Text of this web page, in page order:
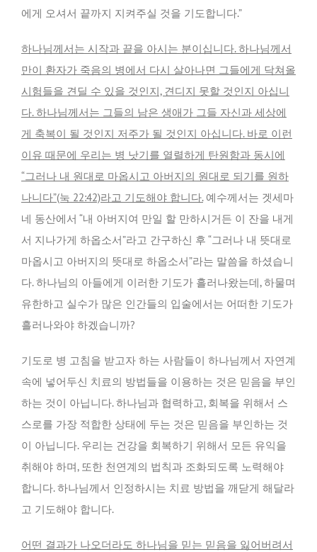
에게 오셔서 끝까지 지켜주실 것을 기도합니다.”
하나님께서는 시작과 끝을 아시는 분이십니다. 하나님께서
만이 환자가 죽음의 병에서 다시 살아나면 그들에게 닥쳐올
시험들을 견딜 수 있을 것인지, 견디지 못할 것인지 아십니
다. 하나님께서는 그들의 남은 생애가 그들 자신과 세상에
게 축복이 될 것인지 저주가 될 것인지 아십니다. 바로 이런
이유 때문에 우리는 병 낫기를 열렬하게 탄원함과 동시에
“그러나 내 원대로 마옵시고 아버지의 원대로 되기를 원하
나니다”(눅 22:42)라고 기도해야 합니다.예수께서는 겟세마
네 동산에서 “내 아버지여 만일 할 만하시거든 이 잔을 내게
서 지나가게 하옵소서”라고 간구하신 후 “그러나 내 뜻대로
마옵시고 아버지의 뜻대로 하옵소서”라는 말씀을 하셨습니
다. 하나님의 아들에게 이러한 기도가 흘러나왔는데, 하물며
유한하고 실수가 많은 인간들의 입술에서는 어떠한 기도가
흘러나와야 하겠습니까?
기도로 병 고침을 받고자 하는 사람들이 하나님께서 자연계
속에 넣어두신 치료의 방법들을 이용하는 것은 믿음을 부인
하는 것이 아닙니다. 하나님과 협력하고, 회복을 위해서 스
스로를 가장 적합한 상태에 두는 것은 믿음을 부인하는 것
이 아닙니다. 우리는 건강을 회복하기 위해서 모든 유익을
취해야 하며, 또한 천연계의 법칙과 조화되도록 노력해야
합니다. 하나님께서 인정하시는 치료 방법을 깨닫게 해달라
고 기도해야 합니다.
어떤 결과가 나오더라도 하나님을 믿는 믿음을 잃어버려서